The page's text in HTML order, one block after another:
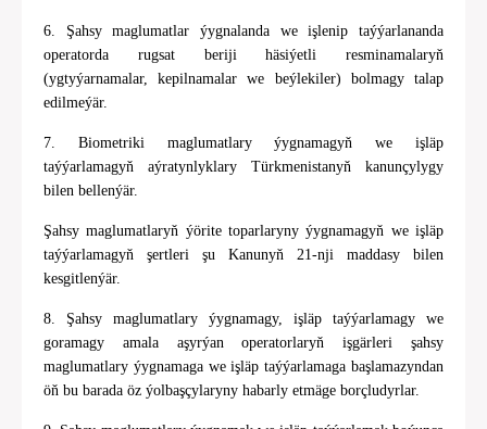
6. Şahsy maglumatlar ýygnalanda we işlenip taýýarlananda
operatorda rugsat beriji häsiýetli resminamalaryň
(ygtyýarnamalar, kepilnamalar we beýlekiler) bolmagy talap
edilmeýär.
7. Biometriki maglumatlary ýygnamagyň we işläp
taýýarlamagyň aýratynlyklary Türkmenistanyň kanunçylygy
bilen bellenýär.
Şahsy maglumatlaryň ýörite toparlaryny ýygnamagyň we işläp
taýýarlamagyň şertleri şu Kanunyň 21-nji maddasy bilen
kesgitlenýär.
8. Şahsy maglumatlary ýygnamagy, işläp taýýarlamagy we
goramagy amala aşyrýan operatorlaryň işgärleri şahsy
maglumatlary ýygnamaga we işläp taýýarlamaga başlamazyndan
öň bu barada öz ýolbaşçylaryny habarly etmäge borçludyrlar.